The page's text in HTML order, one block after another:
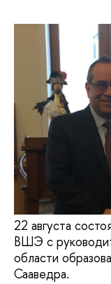
22 августа
ВШЭ с
области
Сааведра.